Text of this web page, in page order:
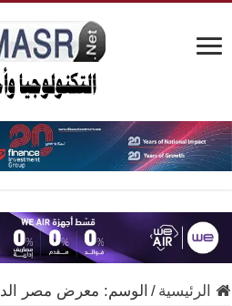
الرئيسية / الوسم: معرض مصر